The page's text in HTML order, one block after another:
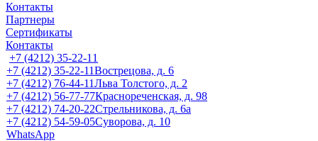
Контакты
Партнеры
Сертификаты
Контакты
+7 (4212) 35-22-11
+7 (4212) 35-22-11Вострецова, д. 6
+7 (4212) 76-44-11Льва Толстого, д. 2
+7 (4212) 56-77-77Краснореченская, д. 98
+7 (4212) 74-20-22Стрельникова, д. 6а
+7 (4212) 54-59-05Суворова, д. 10
WhatsApp